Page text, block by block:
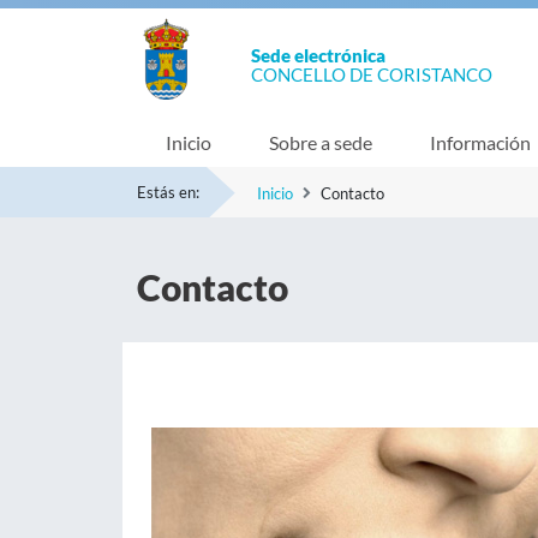
Sede electrónica
CONCELLO DE CORISTANCO
Inicio Sobre a sede Información
Estás en: Inicio Contacto
Contacto